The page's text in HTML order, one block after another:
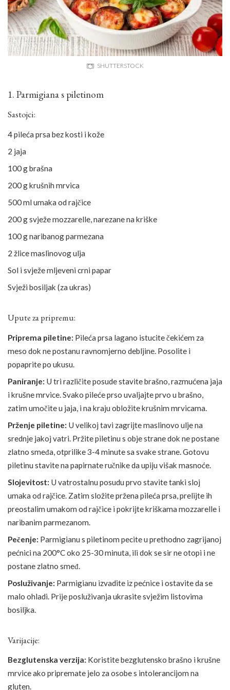
SHUTTERSTOCK
1. Parmigiana s piletinom
Sastojci:
4 pileća prsa bez kosti i kože
2 jaja
100 g brašna
200 g krušnih mrvica
500 ml umaka od rajčice
200 g svježe mozzarelle, narezane na kriške
100 g naribanog parmezana
2 žlice maslinovog ulja
Sol i svježe mljeveni crni papar
Svježi bosiljak (za ukras)
Upute za pripremu:
Priprema piletine: Pileća prsa lagano istucite čekićem za
meso dok ne postanu ravnomjerno debljine. Posolite i
popaprite po ukusu.
Paniranje: U tri različite posude stavite brašno, razmućena jaja
i krušne mrvice. Svako pileće prso uvaljajte prvo u brašno,
zatim umočite u jaja, i na kraju obložite krušnim mrvicama.
Prženje piletine: U velikoj tavi zagrijte maslinovo ulje na
srednje jakoj vatri. Pržite piletinu s obje strane dok ne postane
zlatno smeđa, otprilike 3-4 minute sa svake strane. Gotovu
piletinu stavite na papirnate ručnike da upiju višak masnoće.
Slojevitost: U vatrostalnu posudu prvo stavite tanki sloj
umaka od rajčice. Zatim složite pržena pileća prsa, prelijte ih
preostalim umakom od rajčice i pokrijte kriškama mozzarelle i
naribanim parmezanom.
Pečenje: Parmigianu s piletinom pecite u prethodno zagrijanoj
pećnici na 200°C oko 25-30 minuta, ili dok se sir ne otopi i ne
postane zlatno smeđ.
Posluživanje: Parmigianu izvadite iz pećnice i ostavite da se
malo ohladi. Prije posluživanja ukrasite svježim listovima
bosiljka.
Varijacije:
Bezglutenska verzija: Koristite bezglutensko brašno i krušne
mrvice ako pripremate jelo za osobe s intolerancijom na
gluten.